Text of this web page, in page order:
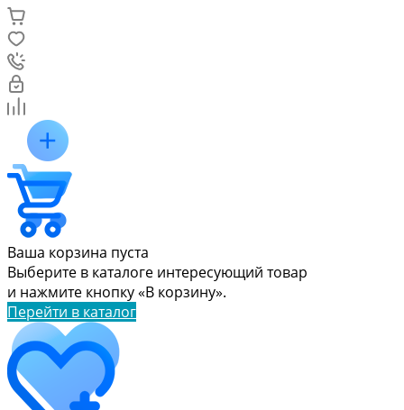
Ваша корзина пуста
Выберите в каталоге интересующий товар
и нажмите кнопку «В корзину».
Перейти в каталог